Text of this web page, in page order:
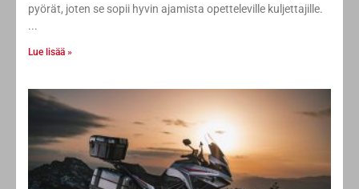
pyörät, joten se sopii hyvin ajamista opetteleville kuljettajille.
Lue lisää »